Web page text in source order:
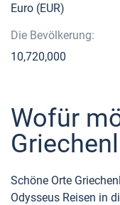
Euro (EUR)
Die Bevölkerung:
10,720,000
Wofür
Schöne Orte
Odysseus Reisen in